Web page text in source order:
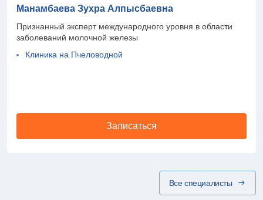
Манамбаева Зухра Алпысбаевна
Признанный эксперт международного уровня в области
заболеваний молочной железы
Клиника на Пчеловодной
Записаться
Все специалисты